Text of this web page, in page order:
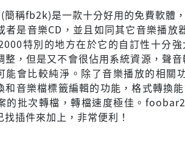
稱fb2k)是一款十分好用的免費軟體
者是音樂CD，並且如同其它音樂播
特別的地方在於它的自訂性十分
整，但是又不會很佔用系統資源，聲
能會比較純淨。除了音樂播放的相關
和音樂檔標籤編輯的功能，格式轉換
的批次轉檔，轉檔速度極佳。
插件來加上，非常便利！